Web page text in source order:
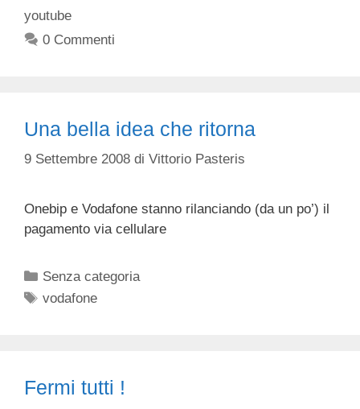
youtube
0 Commenti
Una bella idea che ritorna
9 Settembre 2008 di Vittorio Pasteris
Onebip e Vodafone stanno rilanciando (da un po’) il
pagamento via cellulare
Categorie
Senza categoria
Tag
vodafone
Fermi tutti !